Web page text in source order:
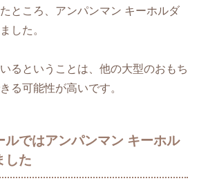
ところ、アンパンマン キーホルダ
した。
るということは、他の大型のおもち
る可能性が高いです。
ルではアンパンマン キーホル
した